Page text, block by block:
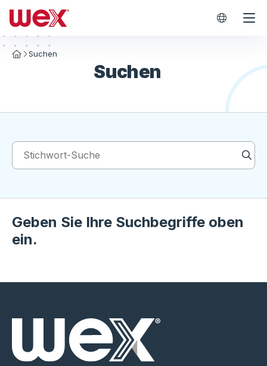
Homepage
Suchen
Suchen
Suchen
Geben Sie Ihre Suchbegriffe oben
ein.